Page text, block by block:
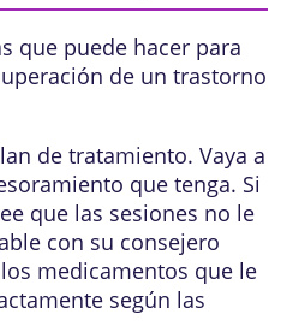
que puede hacer para
de un trastorno
de tratamiento. Vaya a
que tenga. Si
que las sesiones no le
con su consejero
medicamentos que le
según las